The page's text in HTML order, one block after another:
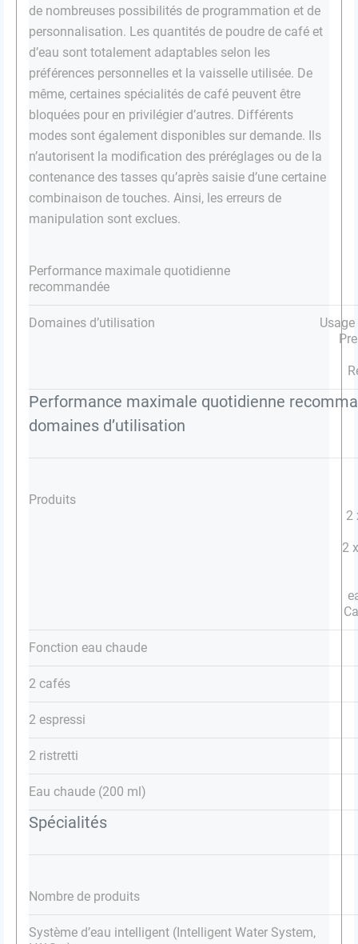
de nombreuses possibilités de programmation et de
personnalisation. Les quantités de poudre de café et
d’eau sont totalement adaptables selon les
préférences personnelles et la vaisselle utilisée. De
même, certaines spécialités de café peuvent être
bloquées pour en privilégier d’autres. Différents
modes sont également disponibles sur demande. Ils
n’autorisent la modification des préréglages ou de la
contenance des tasses qu’après saisie d’une certaine
combinaison de touches. Ainsi, les erreurs de
manipulation sont exclues.
Performance maximale quotidienne
domaines d’utilisation
Performance maximale quotidienne
recommandée
Domaines d’utilisation
Spécialités
Produits
2
2
Fonction eau chaude
2 cafés
2 espressi
2 ristretti
Eau chaude (200 ml)
Nombre de produits
Système d’eau intelligent (Intelligent Water System,